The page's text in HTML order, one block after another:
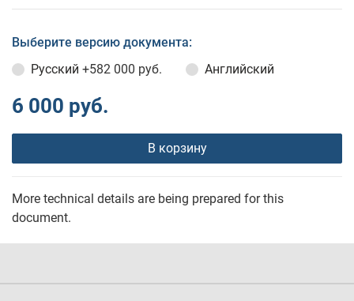
Выберите версию документа:
Русский +582 000 руб. Английский
6 000 руб.
В корзину
More technical details are being prepared for this
document.